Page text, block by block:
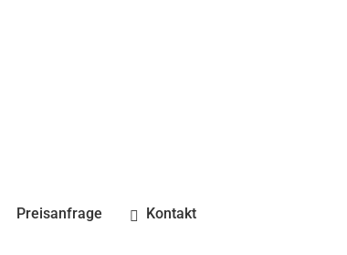
Preisanfrage Kontakt